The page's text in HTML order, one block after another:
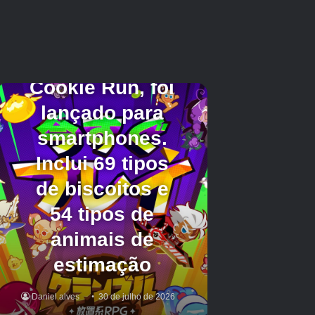
O quarto principal e a despensa
Terrível.